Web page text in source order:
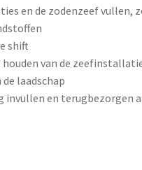
en de zodenzeef vullen,
shift
van de
laadschap
invullen en terugbezorgen